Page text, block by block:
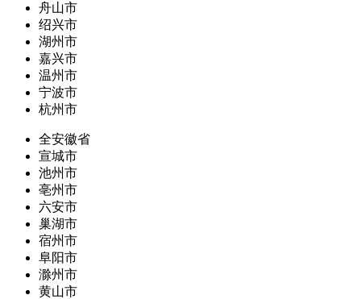
舟山市
绍兴市
湖州市
嘉兴市
温州市
宁波市
杭州市
全安徽省
宣城市
池州市
亳州市
六安市
巢湖市
宿州市
阜阳市
滁州市
黄山市